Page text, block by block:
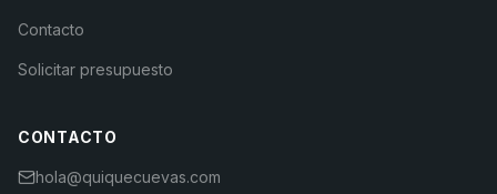
Contacto
Solicitar presupuesto
CONTACTO
hola@quiquecuevas.com